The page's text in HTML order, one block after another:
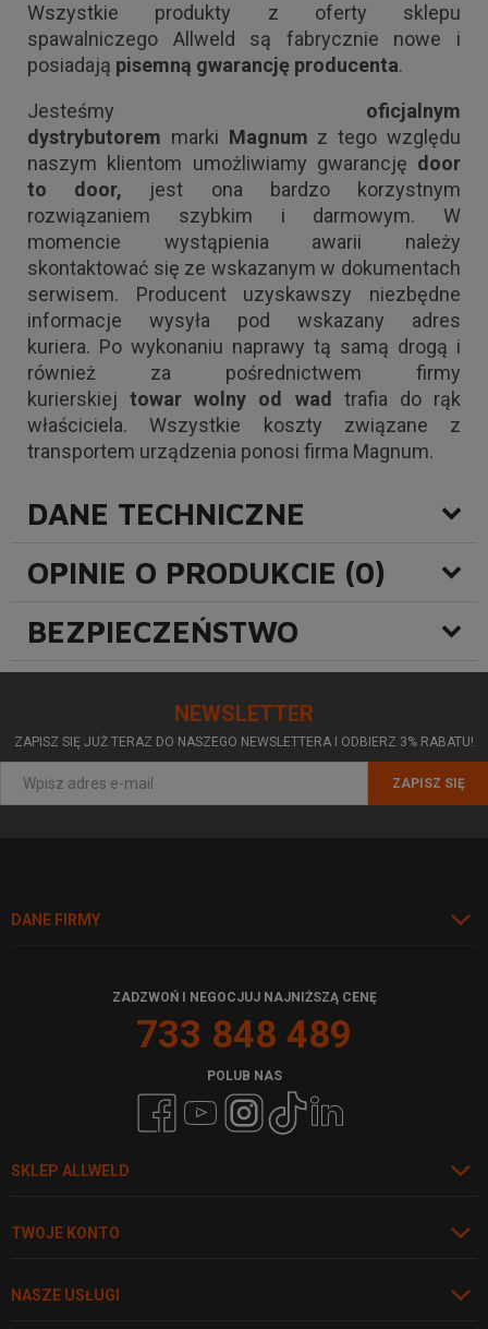
Wszystkie produkty z oferty sklepu
spawalniczego Allweld są fabrycznie nowe i
posiadają pisemną gwarancję producenta.
Jesteśmy oficjalnym
dystrybutorem marki Magnum z tego względu
naszym klientom umożliwiamy gwarancję door
to door, jest ona bardzo korzystnym
rozwiązaniem szybkim i darmowym. W
momencie wystąpienia awarii należy
skontaktować się ze wskazanym w dokumentach
serwisem. Producent uzyskawszy niezbędne
informacje wysyła pod wskazany adres
kuriera. Po wykonaniu naprawy tą samą drogą i
również za pośrednictwem firmy
kurierskiejtowar wolny od wad
trafia do rąk
właściciela. Wszystkie koszty związane z
transportem urządzenia ponosi firma Magnum.
DANE TECHNICZNE
OPINIE O PRODUKCIE (0)
BEZPIECZEŃSTWO
NEWSLETTER
ZAPISZ SIĘ JUŻ TERAZ DO NASZEGO NEWSLETTERA I ODBIERZ 3% RABATU!
ZAPISZ SIĘ
DANE FIRMY
SKLEP ALLWELD
TWOJE KONTO
NASZE USŁUGI
ZADZWOŃ I NEGOCJUJ NAJNIŻSZĄ CENĘ
733 848 489
POLUB NAS